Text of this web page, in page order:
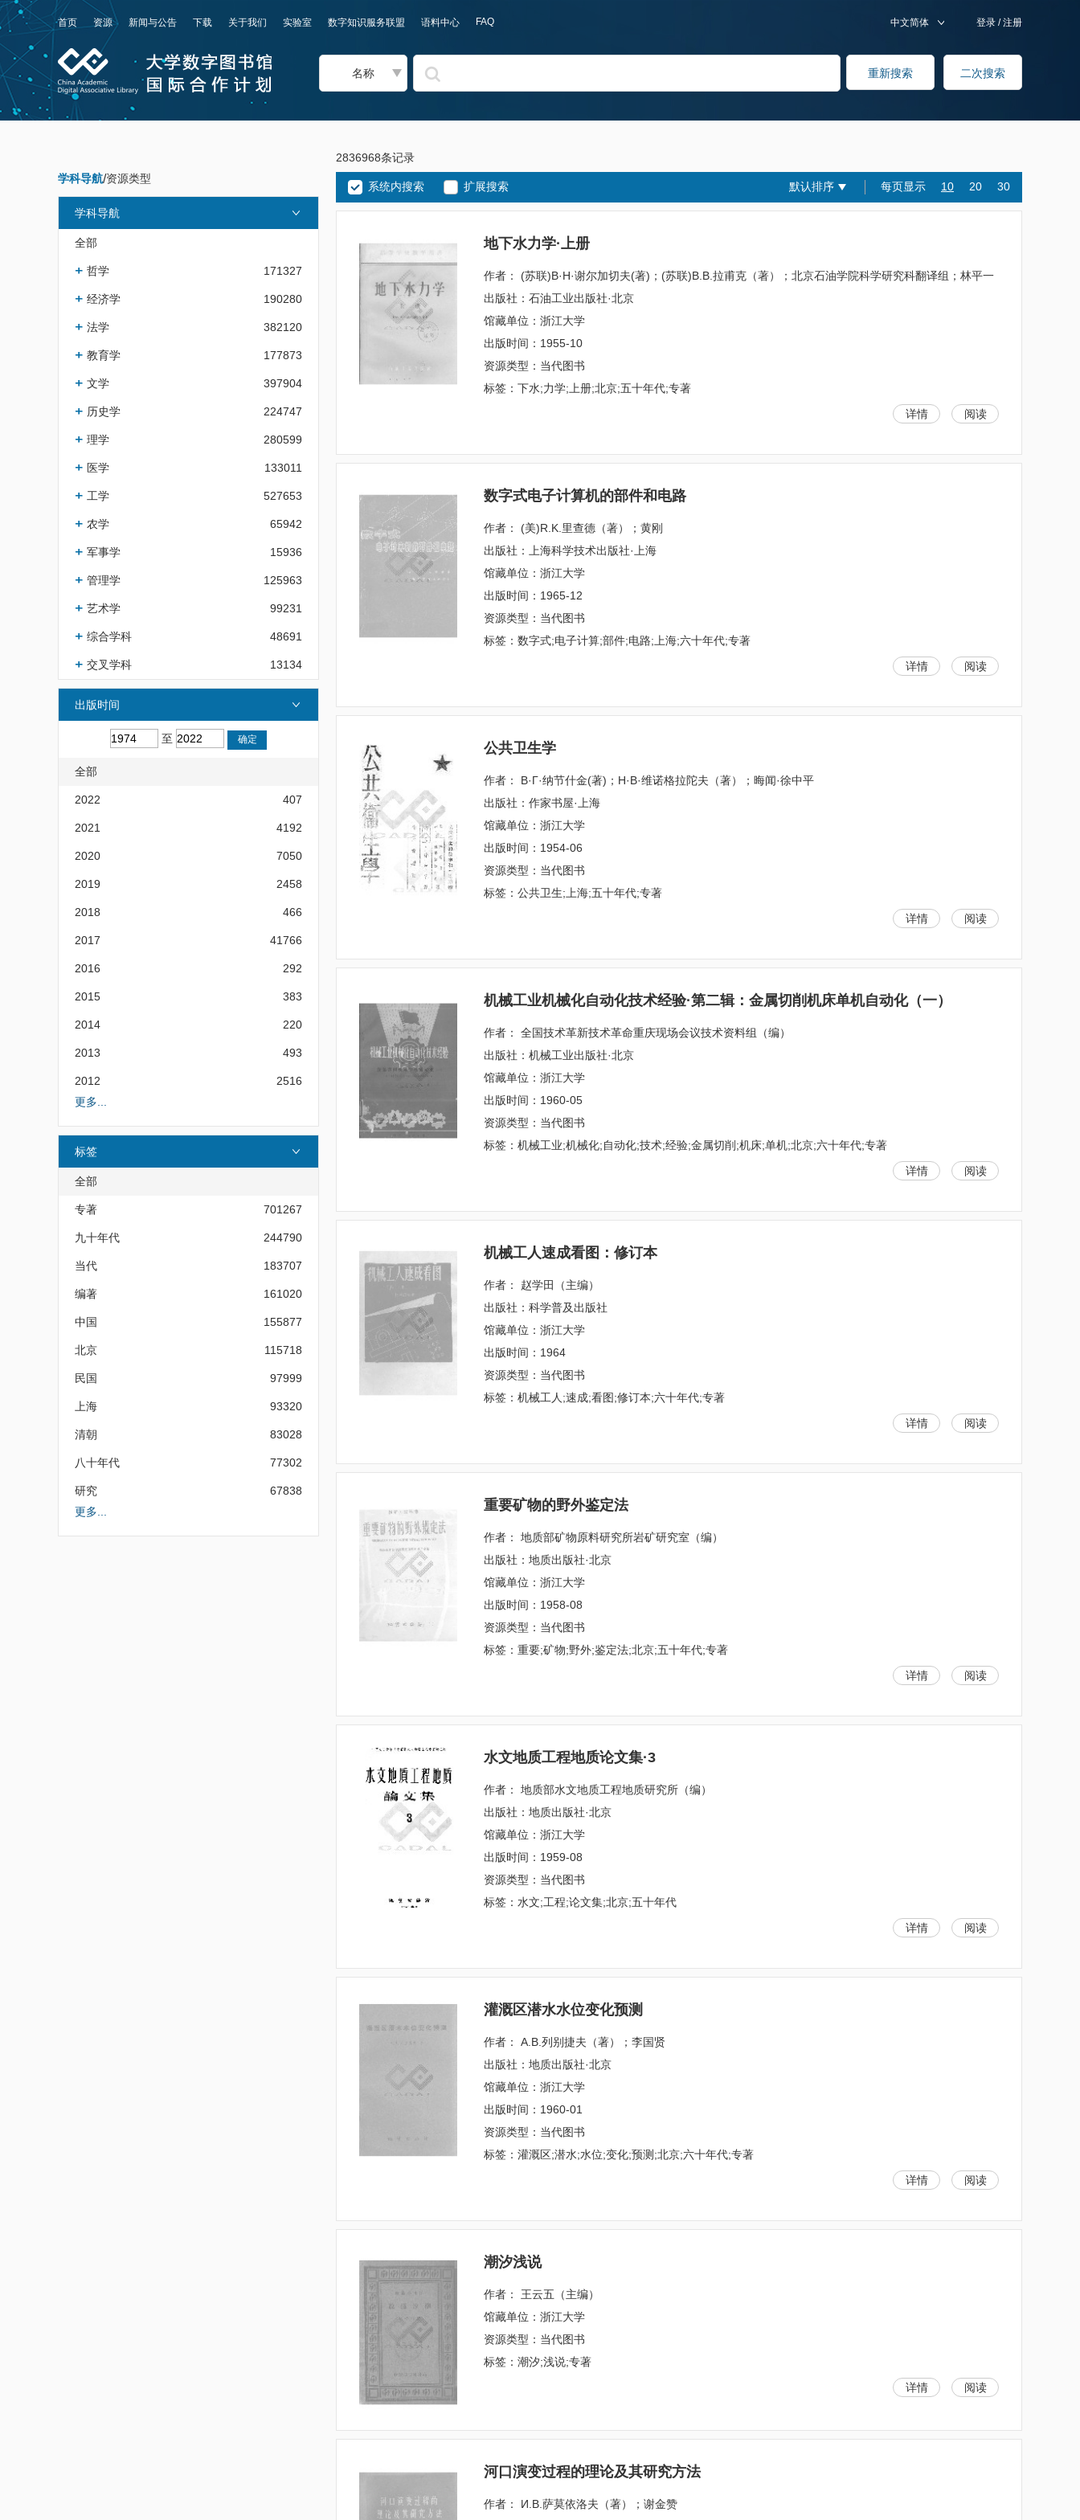
首页 资源 新闻与公告 下载 关于我们 实验室 数字知识服务联盟 语料中心 FAQ 登录 /注册
中文简体
名称
学科导航/资源类型
学科导航
全部
哲学 171327
经济学 190280
法学 382120
教育学 177873
文学 397904
历史学 224747
理学 280599
医学 133011
工学 527653
农学 65942
军事学 15936
管理学 125963
艺术学 99231
综合学科 48691
交叉学科 13134
出版时间
至
全部
2022 407
2021 4192
2020 7050
2019 2458
2018 466
2017 41766
2016 292
2015 383
2014 220
2013 493
2012
2516
更多...
标签
全部
专著 701267
九十年代 244790
当代 183707
编著 161020
中国 155877
北京 115718
民国 97999
上海 93320
清朝 83028
八十年代 77302
研究
67838
更多...
2836968条记录
系统内搜索 扩展搜索 默认排序 每页显示 10 20 30
地下水力学·上册
作者： (苏联)B·H·谢尔加切夫(著)；(苏联)B.B.拉甫克（著）；北京石油学院科学研究科翻译组；林平一
出版社：石油工业出版社·北京
馆藏单位：浙江大学
出版时间：1955-10
资源类型：当代图书
标签：下水;力学;上册;北京;五十年代;专著
详情
阅读
数字式电子计算机的部件和电路
作者： (美)R.K.里查德（著）；黄刚
出版社：上海科学技术出版社·上海
馆藏单位：浙江大学
出版时间：1965-12
资源类型：当代图书
标签：数字式;电子计算;部件;电路;上海;六十年代;专著
详情
阅读
公共卫生学
作者： В·Г·纳节什金(著)；Н·В·维诺格拉陀夫（著）；晦闻·徐中平
出版社：作家书屋·上海
馆藏单位：浙江大学
出版时间：1954-06
资源类型：当代图书
标签：公共卫生;上海;五十年代;专著
详情
阅读
机械工业机械化自动化技术经验·第二辑：金属切削机床单机自动化（一）
作者： 全国技术革新技术革命重庆现场会议技术资料组（编）
出版社：机械工业出版社·北京
馆藏单位：浙江大学
出版时间：1960-05
资源类型：当代图书
标签：机械工业;机械化;自动化;技术;经验;金属切削;机床;单机;北京;六十年代;专著
详情
阅读
机械工人速成看图：修订本
作者： 赵学田（主编）
出版社：科学普及出版社
馆藏单位：浙江大学
出版时间：1964
资源类型：当代图书
标签：机械工人;速成;看图;修订本;六十年代;专著
详情
阅读
重要矿物的野外鉴定法
作者： 地质部矿物原料研究所岩矿研究室（编）
出版社：地质出版社·北京
馆藏单位：浙江大学
出版时间：1958-08
资源类型：当代图书
标签：重要;矿物;野外;鉴定法;北京;五十年代;专著
详情
阅读
水文地质工程地质论文集·3
作者： 地质部水文地质工程地质研究所（编）
出版社：地质出版社·北京
馆藏单位：浙江大学
出版时间：1959-08
资源类型：当代图书
标签：水文;工程;论文集;北京;五十年代
详情
阅读
灌溉区潜水水位变化预测
作者： А.В.列别捷夫（著）；李国贤
出版社：地质出版社·北京
馆藏单位：浙江大学
出版时间：1960-01
资源类型：当代图书
标签：灌溉区;潜水;水位;变化;预测;北京;六十年代;专著
详情
阅读
潮汐浅说
作者： 王云五（主编）
馆藏单位：浙江大学
资源类型：当代图书
标签：潮汐;浅说;专著
详情
阅读
河口演变过程的理论及其研究方法
作者： И.В.萨莫依洛夫（著）；谢金赞